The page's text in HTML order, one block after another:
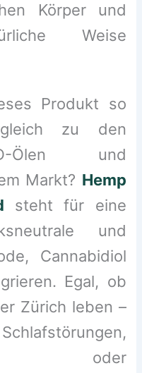
Körper und
Weise
Produkt so
zu den
Ölen und
Markt? Hemp
steht für eine
und
Cannabidiol
Egal, ob
Zürich leben –
oder